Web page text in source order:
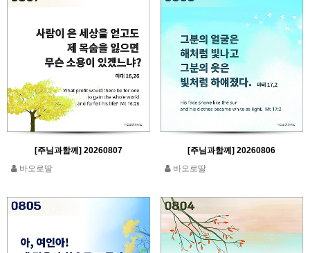
[주님과함께] 20260807
바오로딸
[주님과함께] 20260806
바오로딸